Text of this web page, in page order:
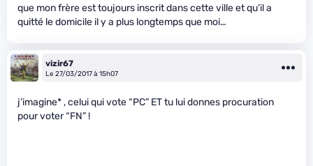
que mon frère est toujours inscrit dans cette ville et qu’il a
quitté le domicile il y a plus longtemps que moi…
vizir67
Le 27/03/2017 à 15h07
j’imagine* , celui qui vote “PC” ET tu lui donnes procuration
pour voter “FN” !